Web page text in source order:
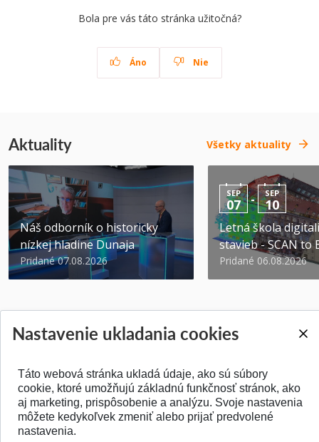
Bola pre vás táto stránka užitočná?
Áno Nie
Aktuality Všetky aktuality
Náš odborník o historicky
nízkej hladine Dunaja
Pridané 07.08.2026
SEP
07 - SEP
10
Letná škola
stavieb - SCAN to
Pridané 06.08.2026
SPÄŤ NA VRCH
Nastavenie ukladania cookies
Táto webová stránka ukladá údaje, ako sú súbory
cookie, ktoré umožňujú základnú funkčnosť stránok, ako
aj marketing, prispôsobenie a analýzu. Svoje nastavenia
môžete kedykoľvek zmeniť alebo prijať predvolené
nastavenia.